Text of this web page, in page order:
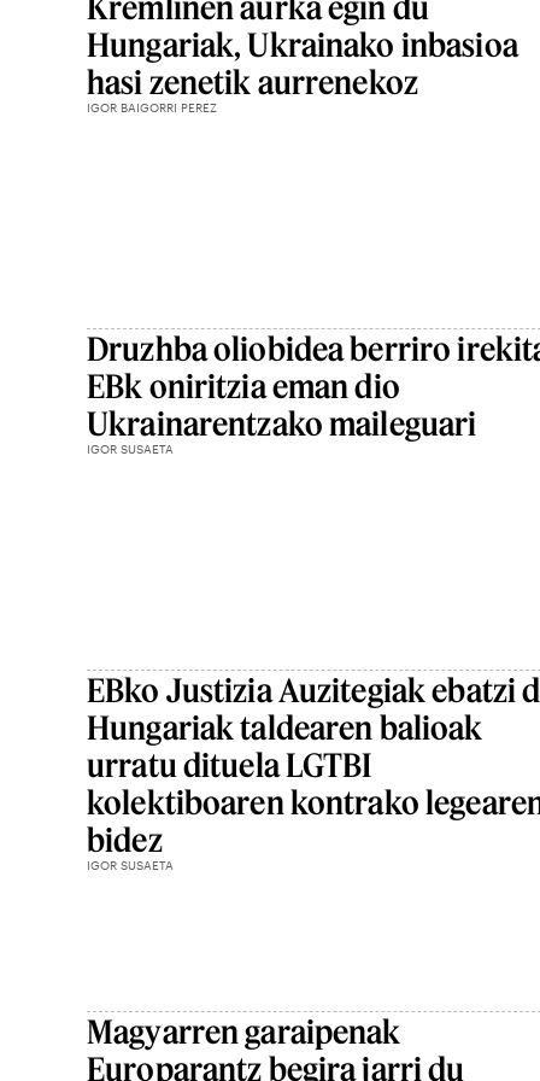
Hungariak, Ukrainako inbasioa
hasi zenetik aurrenekoz
IGOR BAIGORRI PEREZ
Druzhba oliobidea berriro
EBk oniritzia eman dio
Ukrainarentzako maileguari
IGOR SUSAETA
EBko Justizia Auzitegiak ebatzi
Hungariak taldearen balioak
urratu dituela LGTBI
kolektiboaren kontrako
bidez
IGOR SUSAETA
Magyarren garaipenak
Europarantz begira jarri du